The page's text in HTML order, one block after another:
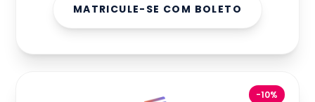
MATRICULE-SE COM BOLETO
-10%